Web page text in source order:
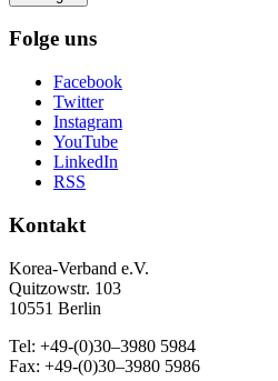
Folge uns
Facebook
Twitter
Instagram
YouTube
LinkedIn
RSS
Kontakt
Korea-Ver­band e.V.
Quitzowstr. 103
10551 Berlin
Tel: +49-(0)30–3980 5984
Fax: +49-(0)30–3980 5986